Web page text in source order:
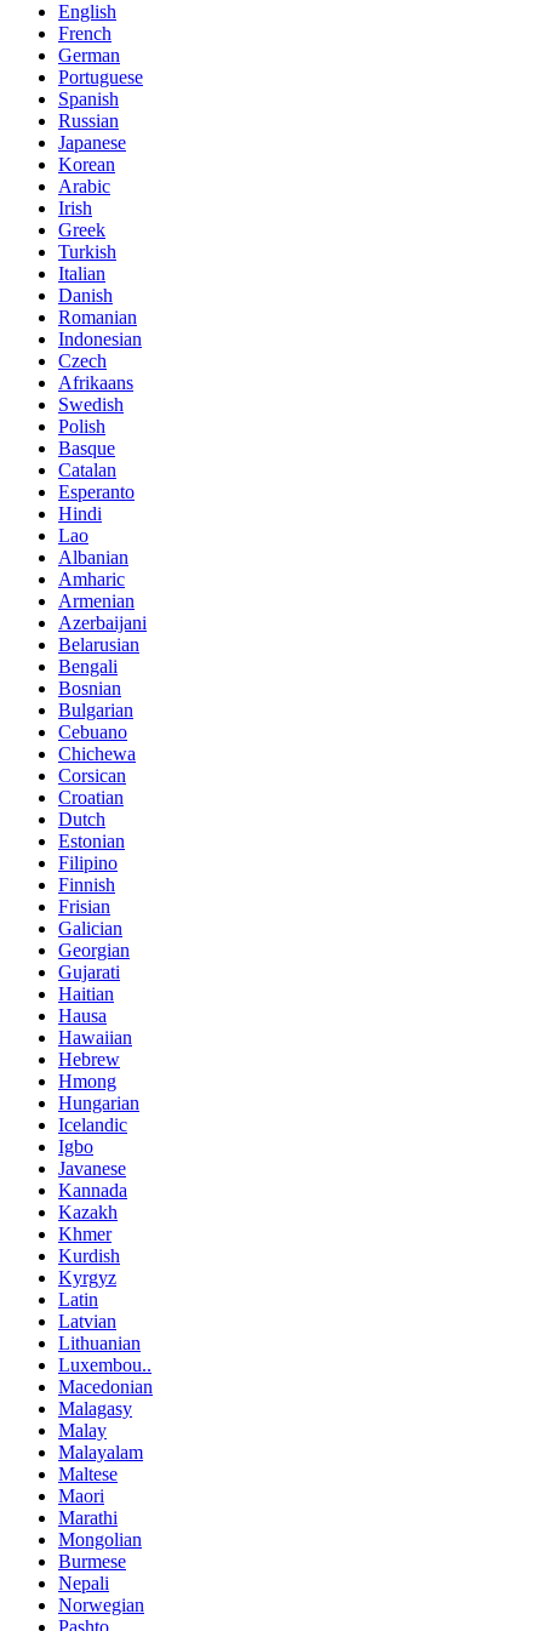
English
French
German
Portuguese
Spanish
Russian
Japanese
Korean
Arabic
Irish
Greek
Turkish
Italian
Danish
Romanian
Indonesian
Czech
Afrikaans
Swedish
Polish
Basque
Catalan
Esperanto
Hindi
Lao
Albanian
Amharic
Armenian
Azerbaijani
Belarusian
Bengali
Bosnian
Bulgarian
Cebuano
Chichewa
Corsican
Croatian
Dutch
Estonian
Filipino
Finnish
Frisian
Galician
Georgian
Gujarati
Haitian
Hausa
Hawaiian
Hebrew
Hmong
Hungarian
Icelandic
Igbo
Javanese
Kannada
Kazakh
Khmer
Kurdish
Kyrgyz
Latin
Latvian
Lithuanian
Luxembou..
Macedonian
Malagasy
Malay
Malayalam
Maltese
Maori
Marathi
Mongolian
Burmese
Nepali
Norwegian